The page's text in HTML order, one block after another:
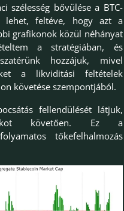
szélesség bővülése a BTC-
lehet, feltéve, hogy azt a
grafikonok közül néhányat
a stratégiában, és
hozzájuk, mivel
a likviditási feltételek
követése szempontjából.
fellendülését látjuk,
követően. Ez a
tőkefelhalmozás